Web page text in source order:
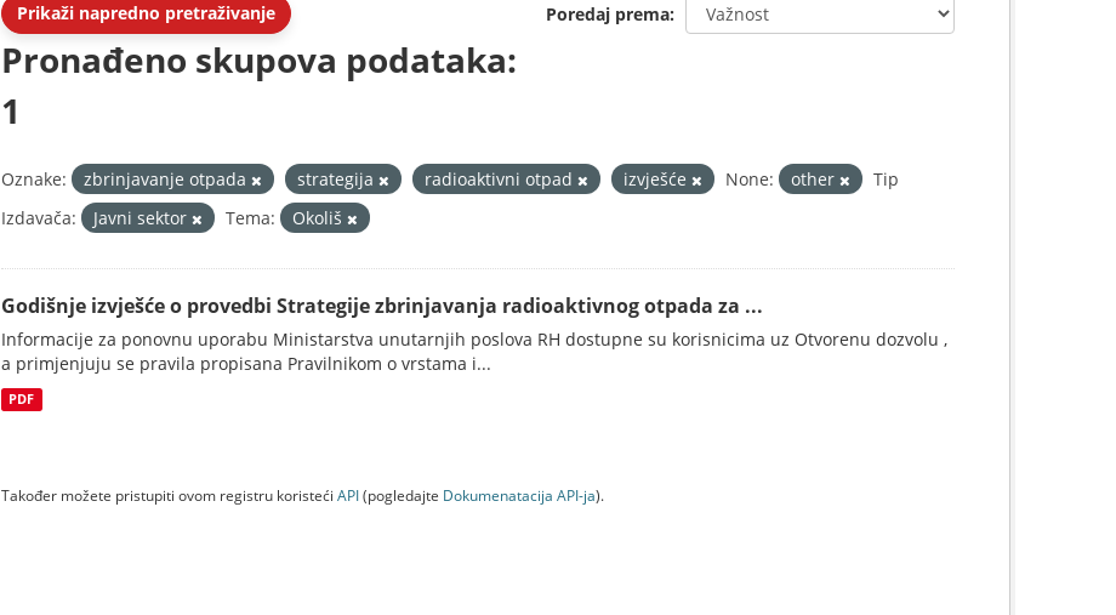
Prikaži napredno pretraživanje Poredaj prema
Pronađeno skupova podataka:
1
Oznake: zbrinjavanje otpada strategija radioaktivni otpad izvješće None: other
Tip
Izdavača:
Javni sektor Tema: Okoliš
Godišnje izvješće o provedbi Strategije zbrinjavanja radioaktivnog otpada za ...
Informacije za ponovnu uporabu Ministarstva unutarnjih poslova RH dostupne su korisnicima uz Otvorenu dozvolu ,
a primjenjuju se pravila propisana Pravilnikom o vrstama i...
PDF
Također možete pristupiti ovom registru koristeći API(pogledajte Dokumenаtаcijа API-jа).